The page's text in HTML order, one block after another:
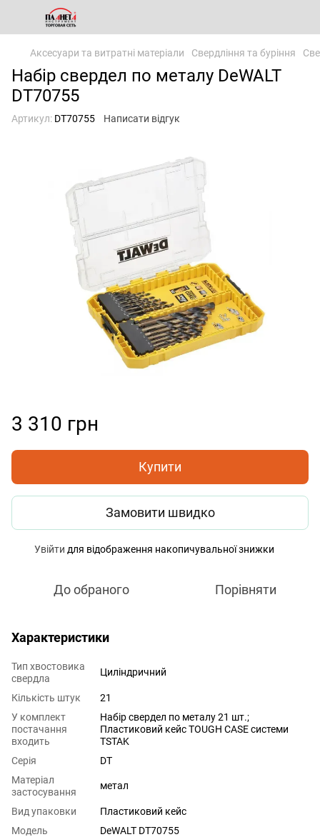
Аксесуари та витратні матеріали Свердління та буріння
Набір свердел по металу DeWALT
DT70755
Артикул: DT70755 Написати відгук
3 310 грн
Купити
Замовити швидко
Увійти для відображення накопичувальної знижки
До обраного Порівняти
Характеристики
Тип хвостовика
свердла
Циліндричний
Кількість штук
21
У комплект
постачання
входить
Набір свердел по металу 21 шт.;
Пластиковий кейс TOUGH CASE системи
TSTAK
Серія
DT
Матеріал
застосування
метал
Вид упаковки
Пластиковий кейс
Модель
DeWALT DT70755